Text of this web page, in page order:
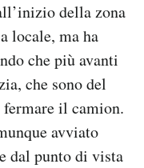
della zona
locale, ma ha
che più avanti
che sono del
il camion.
avviato
dal punto di vista